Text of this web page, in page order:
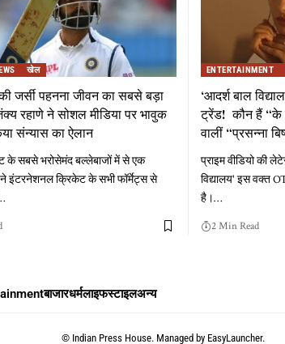
खेल
की जर्सी पहनना जीवन का सबसे बड़ा
रहाणे ने सोशल मीडिया पर भावुक
संन्यास का ऐलान
के सबसे भरोसेमंद बल्लेबाजों में से एक
इंटरनेशनल क्रिकेट के सभी फॉर्मेट्स से
ENTERTAINMENT
‘आदर्श बाल
ट्रेंड! कौन हैं “के
वालीं “प्रसन्ना
प्राइम वीडियो की
विद्यालय' इस वक्त
है।…
2 Min Read
बाजारधर्मलाइफस्टाइलअन्य
© Indian Press House. Managed by EasyLauncher.